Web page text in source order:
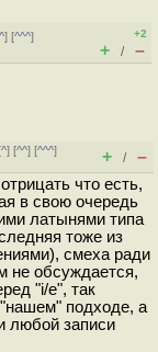
] [^^^]
+2
+ / –
^] [^^] [^^^]
+ / –
что есть,
в свою очередь
латынями типа
тоже из
смеха ради
не обсуждается,
"i/e", так
подходе, а
любой записи